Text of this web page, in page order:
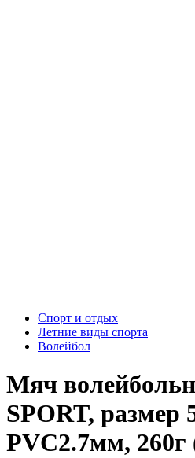
Спорт и отдых
Летние виды спорта
Волейбол
Мяч
SPORT, размер
PVC2.7мм, 260г